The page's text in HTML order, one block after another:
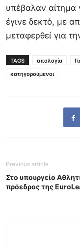
υπέβαλαν αίτημα
έγινε δεκτό, με
μεταφερθεί για
TAGS απολογία
κατηγορούμενοι
Previous article
Στο υπουργείο
πρόεδρος της